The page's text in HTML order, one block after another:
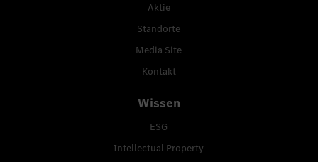
Aktie
Standorte
Media Site
Kontakt
Wissen
ESG
Intellectual Property